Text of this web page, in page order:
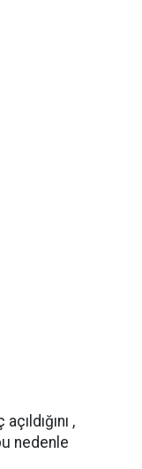
,
nedenle